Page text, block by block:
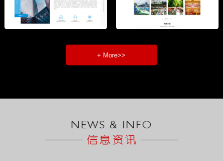
+ More>>